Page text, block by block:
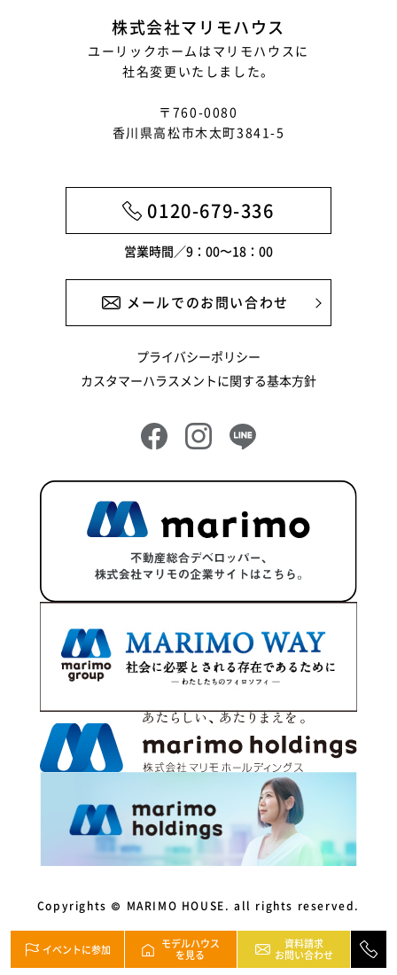
イベントに参加 モデルハウス
を見る
資料請求
お問い合わせ
株式会社マリモハウス
ユーリックホームはマリモハウスに
社名変更いたしました。
〒760-0080
香川県高松市木太町3841-5
0120-679-336
営業時間／9：00〜18：00
メールでのお問い合わせ
プライバシーポリシー
カスタマーハラスメントに関する基本方針
Copyrights © MARIMO HOUSE. all rights reserved.